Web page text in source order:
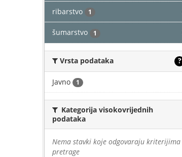
ribarstvo 1
šumarstvo 1
Vrsta podataka ?
Javno 1
Kategorija visokovrijednih
podataka
Nema stavki koje odgovaraju kriterijima
pretrage